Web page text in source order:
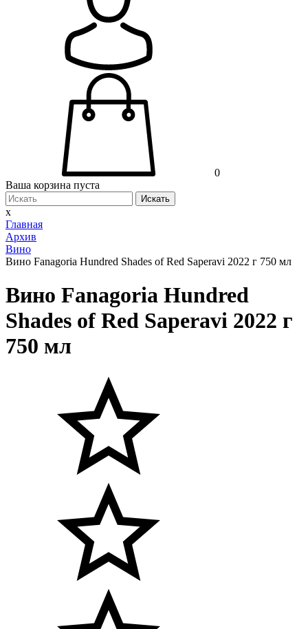
0
Ваша корзина пуста
Искать
x
Главная
Архив
Вино
Вино Fanagoria Hundred Shades of Red Saperavi 2022 г 750 мл
Вино Fanagoria Hundred
Shades of Red Saperavi 2022 г
750 мл